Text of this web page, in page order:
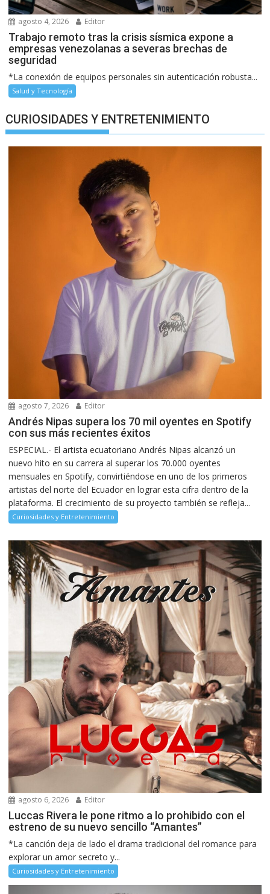
agosto 4, 2026 Editor
Trabajo remoto tras la crisis sísmica expone a
empresas venezolanas a severas brechas de
seguridad
*La conexión de equipos personales sin autenticación robusta...
Salud y Tecnología
CURIOSIDADES Y ENTRETENIMIENTO
agosto 7, 2026 Editor
Andrés Nipas supera los 70 mil oyentes en Spotify
con sus más recientes éxitos
ESPECIAL.- El artista ecuatoriano Andrés Nipas alcanzó un
nuevo hito en su carrera al superar los 70.000 oyentes
mensuales en Spotify, convirtiéndose en uno de los primeros
artistas del norte del Ecuador en lograr esta cifra dentro de la
plataforma. El crecimiento de su proyecto también se refleja...
Curiosidades y Entretenimiento
agosto 6, 2026 Editor
Luccas Rivera le pone ritmo a lo prohibido con el
estreno de su nuevo sencillo “Amantes”
*La canción deja de lado el drama tradicional del romance para
explorar un amor secreto y...
Curiosidades y Entretenimiento